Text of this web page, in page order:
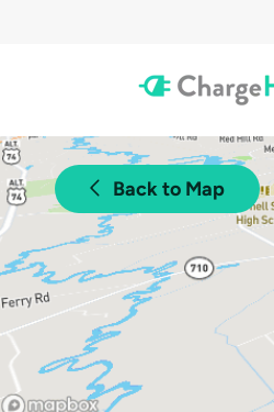
Back to Map